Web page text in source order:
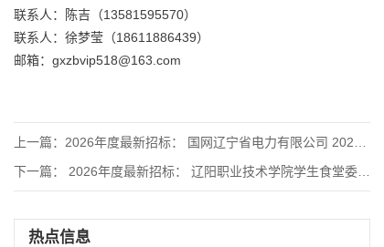
联系人：陈吉（13581595570）
联系人：徐梦莹（18611886439）
邮箱：gxzbvip518@163.com
上一篇： 2026年度最新招标： 国网辽宁省电力有限公司 2026 年
下一篇：
2026年度最新招标： 辽阳职业技术学院学生食堂委托第三方
热点信息